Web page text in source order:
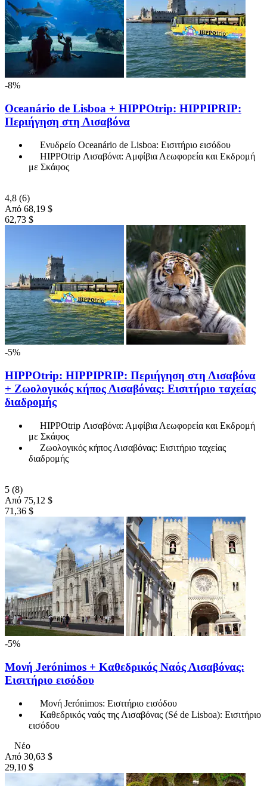
-8%
Oceanário de Lisboa + HIPPOtrip: HIPPIPRIP:
Περιήγηση στη Λισαβόνα
Ενυδρείο Oceanário de Lisboa: Εισιτήριο εισόδου
HIPPOtrip Λισαβόνα: Αμφίβια Λεωφορεία και Εκδρομή
με Σκάφος
4,8 (6)
Από 68,19 $
62,73 $
-5%
HIPPOtrip: HIPPIPRIP: Περιήγηση στη Λισαβόνα
+ Ζωολογικός κήπος Λισαβόνας: Εισιτήριο ταχείας
διαδρομής
HIPPOtrip Λισαβόνα: Αμφίβια Λεωφορεία και Εκδρομή
με Σκάφος
Ζωολογικός κήπος Λισαβόνας: Εισιτήριο ταχείας
διαδρομής
5 (8)
Από 75,12 $
71,36 $
-5%
Μονή Jerónimos + Καθεδρικός Ναός Λισαβόνας:
Εισιτήριο εισόδου
Μονή Jerónimos: Εισιτήριο εισόδου
Καθεδρικός ναός της Λισαβόνας (Sé de Lisboa): Εισιτήριο
εισόδου
Νέο
Από 30,63 $
29,10 $